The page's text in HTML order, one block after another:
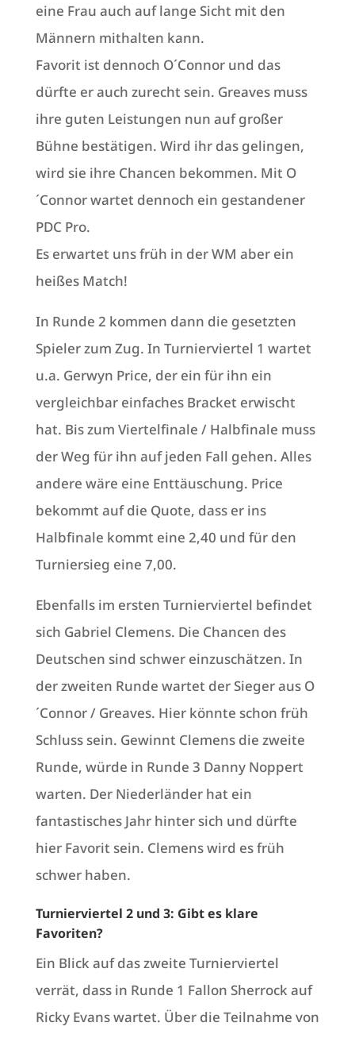
eine Frau auch auf lange Sicht mit den
Männern mithalten kann.
Favorit ist dennoch O´Connor und das
dürfte er auch zurecht sein. Greaves muss
ihre guten Leistungen nun auf großer
Bühne bestätigen. Wird ihr das gelingen,
wird sie ihre Chancen bekommen. Mit O
´Connor wartet dennoch ein gestandener
PDC Pro.
Es erwartet uns früh in der WM aber ein
heißes Match!
In Runde 2 kommen dann die gesetzten
Spieler zum Zug. In Turnierviertel 1 wartet
u.a. Gerwyn Price, der ein für ihn ein
vergleichbar einfaches Bracket erwischt
hat. Bis zum Viertelfinale / Halbfinale muss
der Weg für ihn auf jeden Fall gehen. Alles
andere wäre eine Enttäuschung. Price
bekommt auf die Quote, dass er ins
Halbfinale kommt eine 2,40 und für den
Turniersieg eine 7,00.
Ebenfalls im ersten Turnierviertel befindet
sich Gabriel Clemens. Die Chancen des
Deutschen sind schwer einzuschätzen. In
der zweiten Runde wartet der Sieger aus O
´Connor / Greaves. Hier könnte schon früh
Schluss sein. Gewinnt Clemens die zweite
Runde, würde in Runde 3 Danny Noppert
warten. Der Niederländer hat ein
fantastisches Jahr hinter sich und dürfte
hier Favorit sein. Clemens wird es früh
schwer haben.
Turnierviertel 2 und 3: Gibt es klare
Favoriten?
Ein Blick auf das zweite Turnierviertel
verrät, dass in Runde 1 Fallon Sherrock auf
Ricky Evans wartet. Über die Teilnahme von